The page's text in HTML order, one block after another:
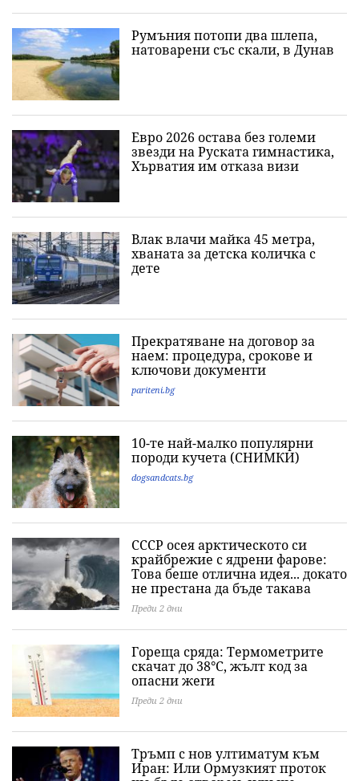
Румъния потопи два шлепа,
натоварени със скали, в Дунав
Евро 2026 остава без големи
звезди на Руската гимнастика,
Хърватия им отказа визи
Влак влачи майка 45 метра,
хваната за детска количка с
дете
Прекратяване на договор за
наем: процедура, срокове и
ключови документи
pariteni.bg
10-те най-малко популярни
породи кучета (СНИМКИ)
dogsandcats.bg
СССР осея арктическото си
крайбрежие с ядрени фарове:
Това беше отлична идея... докато
не престана да бъде такава
Преди 2 дни
Гореща сряда: Термометрите
скачат до 38°C, жълт код за
опасни жеги
Преди 2 дни
Тръмп с нов ултиматум към
Иран: Или Ормузкият проток